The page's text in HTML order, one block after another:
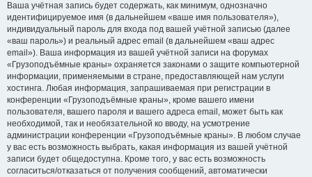
Ваша учётная запись будет содержать, как минимум, однозначно
идентифицируемое имя (в дальнейшем «ваше имя пользователя»),
индивидуальный пароль для входа под вашей учётной записью (далее
«ваш пароль») и реальный адрес email (в дальнейшем «ваш адрес
email»). Ваша информация из вашей учётной записи на форумах
«Грузоподъёмные краны» охраняется законами о защите компьютерной
информации, применяемыми в стране, предоставляющей нам услуги
хостинга. Любая информация, запрашиваемая при регистрации в
конференции «Грузоподъёмные краны», кроме вашего имени
пользователя, вашего пароля и вашего адреса email, может быть как
необходимой, так и необязательной ко вводу, на усмотрение
администрации конференции «Грузоподъёмные краны». В любом случае
у вас есть возможность выбрать, какая информация из вашей учётной
записи будет общедоступна. Кроме того, у вас есть возможность
согласиться/отказаться от получения сообщений, автоматически